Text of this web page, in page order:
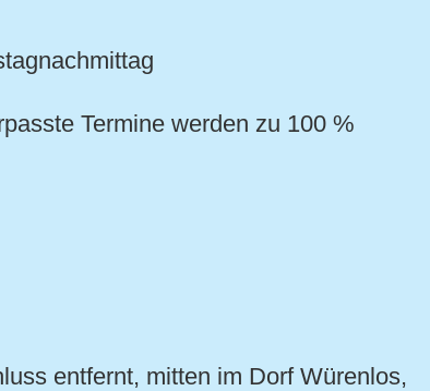
Termine werden zu 100 %
entfernt, mitten im Dorf Würenlos,